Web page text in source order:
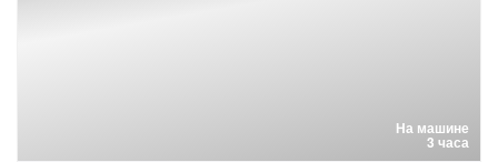
На машине
3 часа